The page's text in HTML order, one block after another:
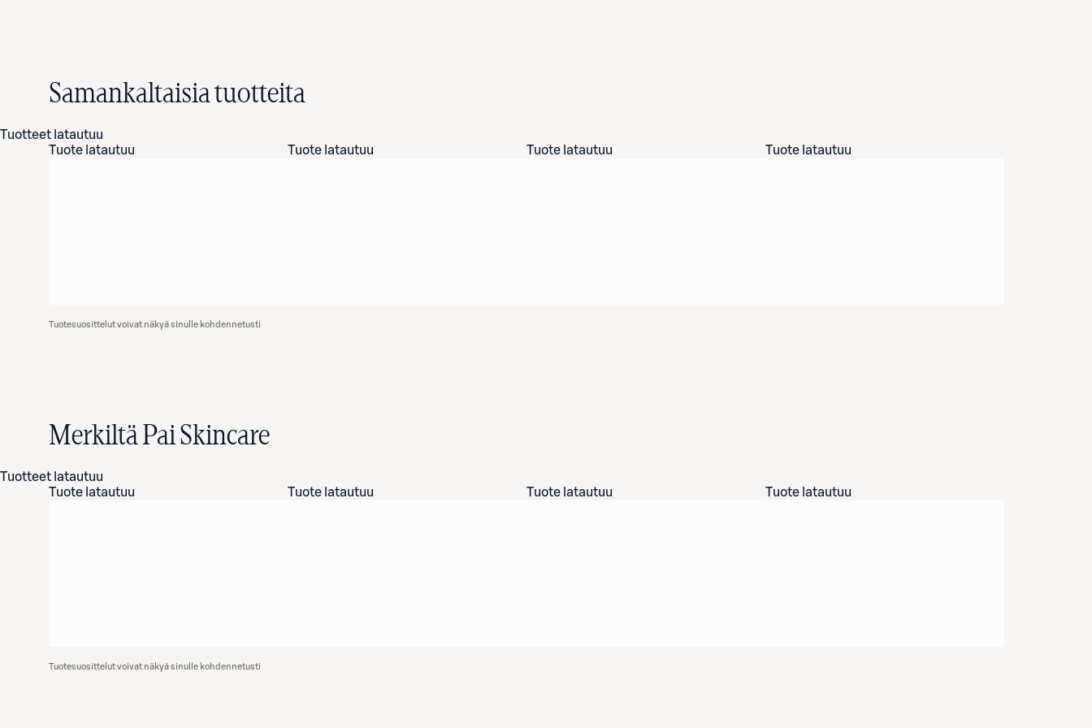
Samankaltaisia tuotteita
Tuotteet latautuu
Tuote latautuu
Tuote latautuu Tuote latautuu Tuote latautuu
Tuotesuosittelut voivat näkyä sinulle kohdennetusti
Merkiltä Pai Skincare
Tuotteet latautuu
Tuote latautuu
Tuote latautuu Tuote latautuu Tuote latautuu
Tuotesuosittelut voivat näkyä sinulle kohdennetusti